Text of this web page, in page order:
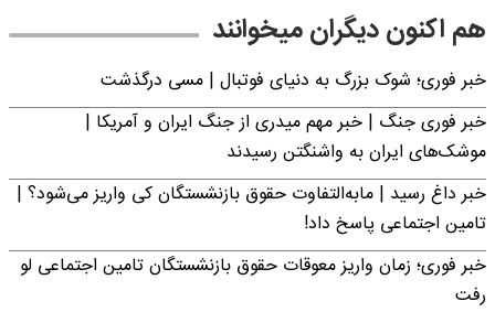
هم اکنون دیگران میخوانند
خبر فوری؛‌ شوک بزرگ به دنیای فوتبال | مسی درگذشت
خبر فوری جنگ | خبر مهم میدری از جنگ ایران و آمریکا |
موشک‌های ایران به واشنگتن رسیدند
خبر داغ رسید | مابه‌التفاوت حقوق بازنشستگان کی واریز می‌شود؟ |
تامین اجتماعی پاسخ داد!
خبر فوری؛ زمان واریز معوقات حقوق بازنشستگان تامین اجتماعی لو
رفت